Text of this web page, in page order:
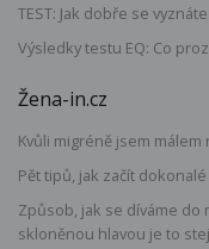
TEST: Jak dobře se
Výsledky testu EQ: Co
Žena-in.cz
Kvůli migréně jsem
Pět tipů, jak začít
Způsob, jak se díváme do
skloněnou hlavou je to